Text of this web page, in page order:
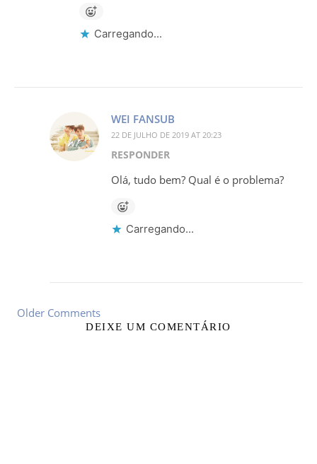
Carregando...
WEI FANSUB
22 DE JULHO DE 2019 AT 20:23
RESPONDER
Olá, tudo bem? Qual é o problema?
Carregando...
Older Comments
DEIXE UM COMENTÁRIO